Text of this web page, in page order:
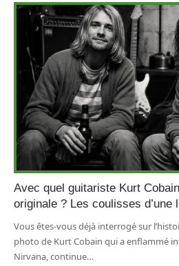
Avec quel guitariste Kurt
originale ? Les coulisses d’une
Vous êtes-vous déjà interrogé sur
photo de Kurt Cobain qui a enflammé
Nirvana, continue…